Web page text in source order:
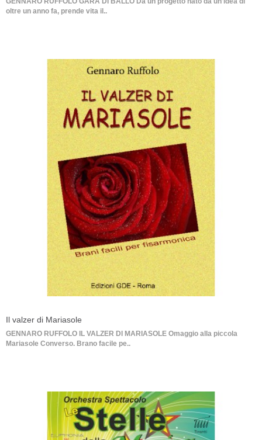
oltre un anno fa, prende vita il..
Il valzer di Mariasole
GENNARO RUFFOLO IL VALZER DI MARIASOLE Omaggio alla piccola
Mariasole Converso. Brano facile pe..